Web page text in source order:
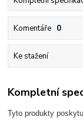
Komentáře 0
Ke stažení
Kompletní
Tyto produkty